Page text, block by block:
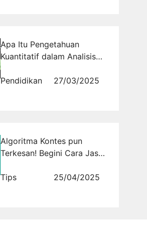
Apa Itu Pengetahuan
Kuantitatif dalam Analisis
Pendidikan
27/03/2025
Algoritma Kontes pun
Terkesan! Begini Cara Jasa
Validitas Hasil Akhir!
Tips 25/04/2025